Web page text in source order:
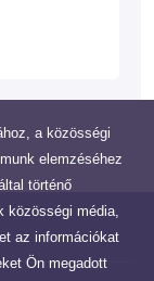
a közösségi
elemzéséhez
történő
közösségi média,
az információkat
Ön megadott